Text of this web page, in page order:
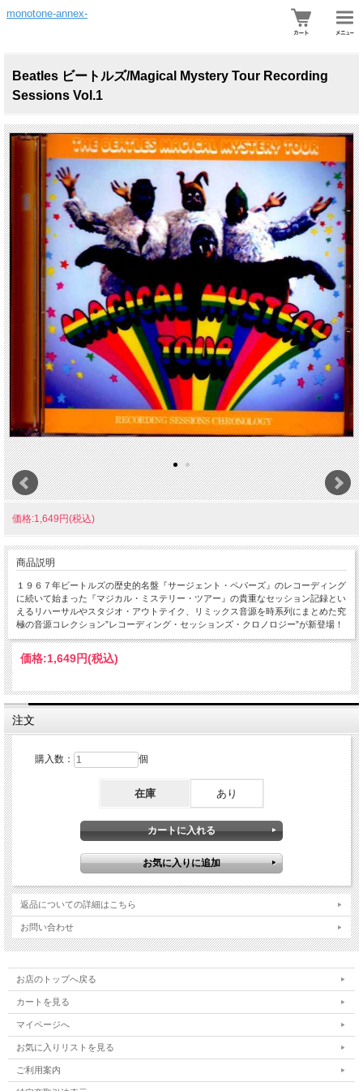
monotone-annex-
Beatles ビートルズ/Magical Mystery Tour Recording
Sessions Vol.1
価格:1,649円(税込)
商品説明
１９６７年ビートルズの歴史的名盤『サージェント・ペパーズ』のレコーディング
に続いて始まった『マジカル・ミステリー・ツアー』の貴重なセッション記録とい
えるリハーサルやスタジオ・アウトテイク、リミックス音源を時系列にまとめた究
極の音源コレクション”レコーディング・セッションズ・クロノロジー”が新登場！
価格:1,649円(税込)
注文
購入数： 個
在庫 あり
返品についての詳細はこちら
お問い合わせ
お店のトップへ戻る
カートを見る
マイページへ
お気に入りリストを見る
ご利用案内